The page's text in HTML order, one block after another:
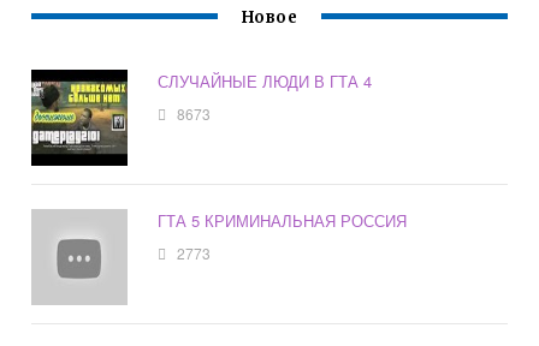
Новое
СЛУЧАЙНЫЕ ЛЮДИ В ГТА 4
8673
ГТА 5 КРИМИНАЛЬНАЯ РОССИЯ
2773